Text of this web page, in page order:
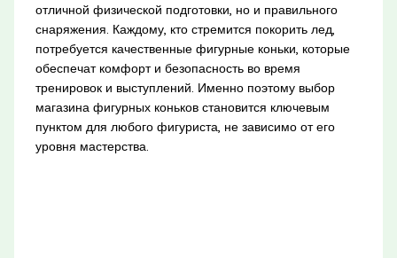
отличной физической подготовки, но и правильного
снаряжения. Каждому, кто стремится покорить лед,
потребуется качественные фигурные коньки, которые
обеспечат комфорт и безопасность во время
тренировок и выступлений. Именно поэтому выбор
магазина фигурных коньков становится ключевым
пунктом для любого фигуриста, не зависимо от его
уровня мастерства.